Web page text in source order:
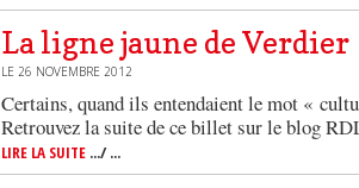
La ligne jaune de Verdier
LE 26 NOVEMBRE 2012
Certains, quand ils entendaient le mot «
Retrouvez la suite de ce billet sur le blog
LIRE LA SUITE .../ ...